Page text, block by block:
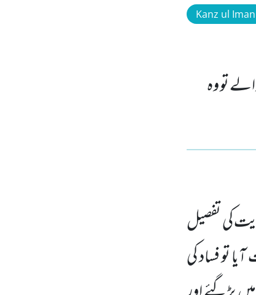
Kanz ul Iman
تو وہ
کی تفصیل
تو فساد کی